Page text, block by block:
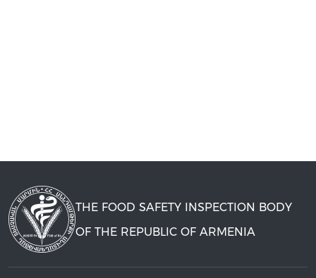
THE FOOD SAFETY INSPECTION BODY
OF THE REPUBLIC OF ARMENIA